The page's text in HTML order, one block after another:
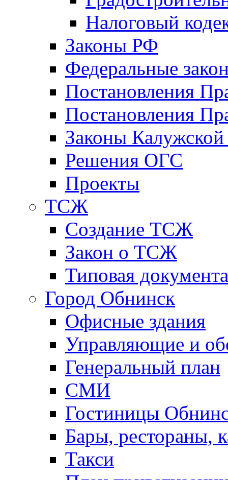
Налоговый
Законы РФ
Федеральные
Постановления
Постановления
Законы Калужской
Решения ОГС
Проекты
ТСЖ
Создание ТСЖ
Закон о ТСЖ
Типовая
Город Обнинск
Офисные здания
Управляющие и
Генеральный план
СМИ
Гостиницы
Бары, рестораны,
Такси